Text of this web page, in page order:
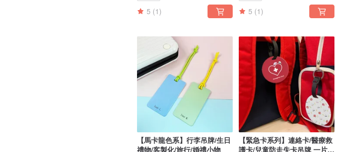
5 (1) 5 (1)
【馬卡龍色系】行李吊牌/生日
禮物/客製化/旅行/婚禮小物
【緊急卡系列】連絡卡/醫療救
護卡/兒童防走失卡吊牌 一片可